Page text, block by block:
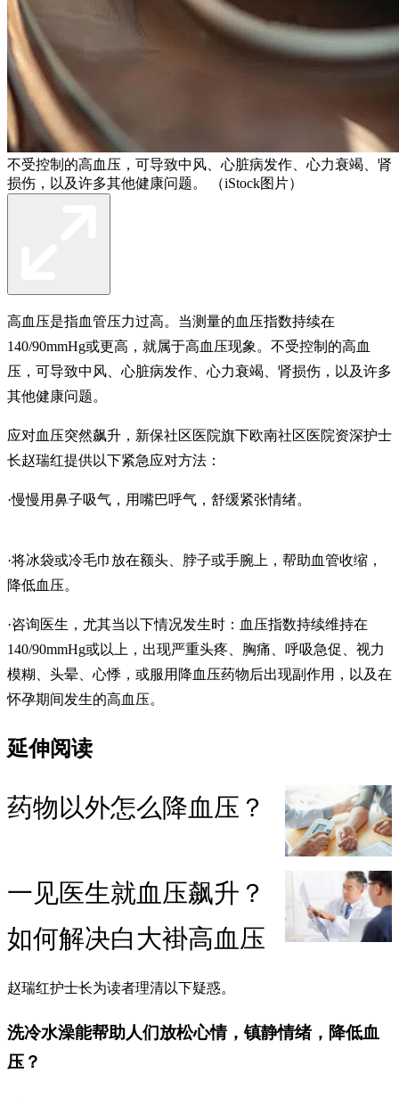
不受控制的高血压，可导致中风、心脏病发作、心力衰竭、肾
损伤，以及许多其他健康问题。 （iStock图片）
高血压是指血管压力过高。当测量的血压指数持续在
140/90mmHg或更高，就属于高血压现象。不受控制的高血
压，可导致中风、心脏病发作、心力衰竭、肾损伤，以及许多
其他健康问题。
应对血压突然飙升，新保社区医院旗下欧南社区医院资深护士
长赵瑞红提供以下紧急应对方法：
·慢慢用鼻子吸气，用嘴巴呼气，舒缓紧张情绪。
·将冰袋或冷毛巾放在额头、脖子或手腕上，帮助血管收缩，
降低血压。
·咨询医生，尤其当以下情况发生时：血压指数持续维持在
140/90mmHg或以上，出现严重头疼、胸痛、呼吸急促、视力
模糊、头晕、心悸，或服用降血压药物后出现副作用，以及在
怀孕期间发生的高血压。
延伸阅读
药物以外怎么降血压？
一见医生就血压飙升？
如何解决白大褂高血压
赵瑞红护士长为读者理清以下疑惑。
洗冷水澡能帮助人们放松心情，镇静情绪，降低血
压？